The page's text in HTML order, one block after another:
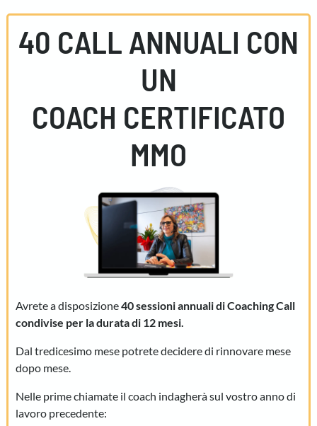
40 CALL ANNUALI CON
UN
COACH CERTIFICATO
MMO
Avrete a disposizione40 sessioni annuali di Coaching Call
condivise per la durata di 12 mesi.
Dal tredicesimo mese potrete decidere di rinnovare mese
dopo mese.
Nelle prime chiamate il coach indagherà sul vostro anno di
lavoro precedente: